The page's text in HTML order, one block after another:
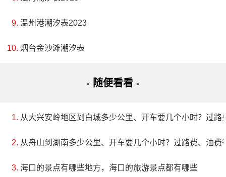
温州港潮汐表2023
烟台金沙滩潮汐表
- 随便看看 -
从大兴安岭地区到白城多少公里、开车要几个小时？过路
从舟山到湖南多少公里、开车要几个小时？过路费、油费
海口的景点有哪些地方，海口的旅游景点都有哪些